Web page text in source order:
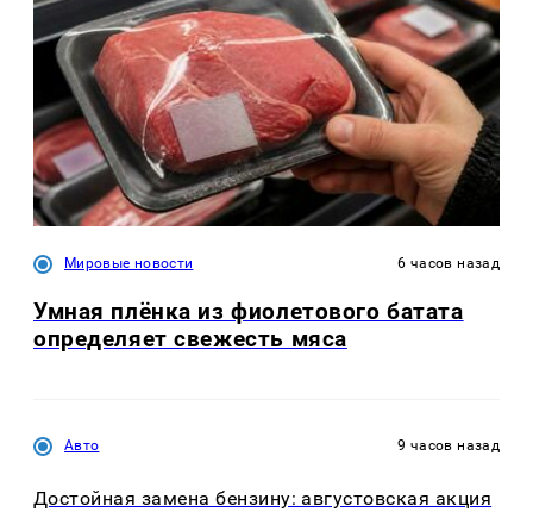
Мировые новости 6 часов назад
Умная плёнка из фиолетового батата
определяет свежесть мяса
Авто 9 часов назад
Достойная замена бензину: августовская акция